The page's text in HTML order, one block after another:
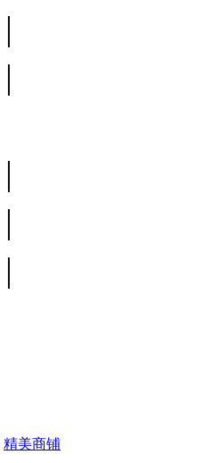
|
|
|
|
|
精美商铺